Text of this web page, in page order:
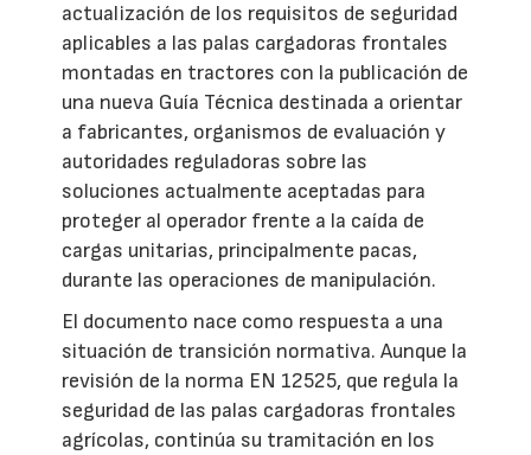
actualización de los requisitos de seguridad
aplicables a las palas cargadoras frontales
montadas en tractores con la publicación de
una nueva Guía Técnica destinada a orientar
a fabricantes, organismos de evaluación y
autoridades reguladoras sobre las
soluciones actualmente aceptadas para
proteger al operador frente a la caída de
cargas unitarias, principalmente pacas,
durante las operaciones de manipulación.
El documento nace como respuesta a una
situación de transición normativa. Aunque la
revisión de la norma EN 12525, que regula la
seguridad de las palas cargadoras frontales
agrícolas, continúa su tramitación en los